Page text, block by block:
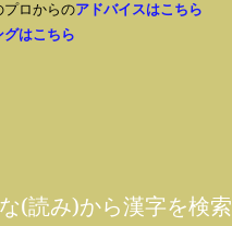
プロからのアドバイスはこちら
はこちら
(読み)から漢字を検索